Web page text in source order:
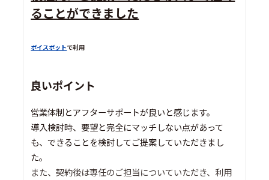
ることができました
ボイスボットで利用
良いポイント
営業体制とアフターサポートが良いと感じます。
導入検討時、要望と完全にマッチしない点があって
も、できることを検討してご提案していただきまし
た。
また、契約後は専任のご担当についていただき、利用